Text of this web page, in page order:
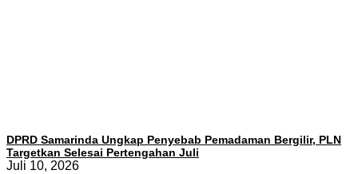
DPRD Samarinda Ungkap Penyebab Pemadaman Bergilir, PLN
Targetkan Selesai Pertengahan Juli
Juli 10, 2026